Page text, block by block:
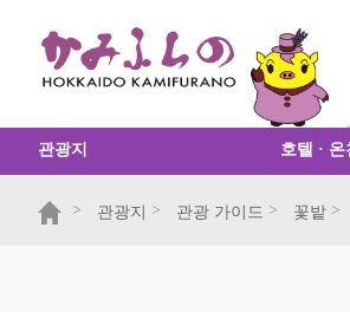
관광지 호텔 · 온
> 관광지 > 관광 가이드 > 꽃밭 >